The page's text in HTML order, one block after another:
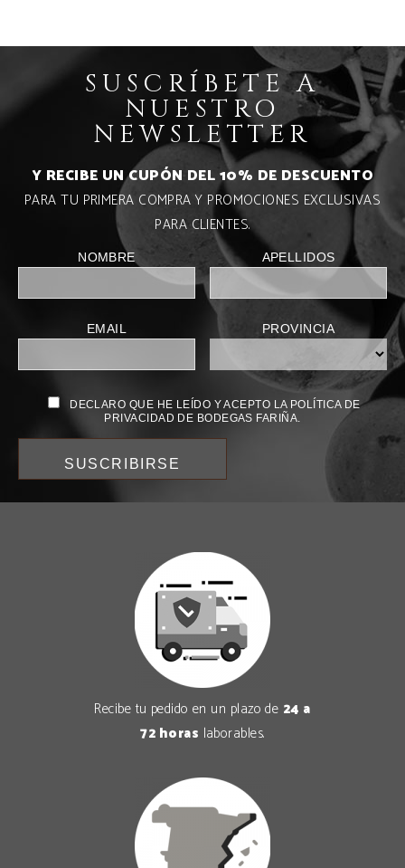
SUSCRÍBETE A
NUESTRO
NEWSLETTER
Y RECIBE UN CUPÓN DEL 10% DE DESCUENTO
PARA TU PRIMERA COMPRA Y PROMOCIONES EXCLUSIVAS
PARA CLIENTES.
NOMBRE APELLIDOS
EMAIL PROVINCIA
DECLARO QUE HE LEÍDO Y ACEPTO LA POLÍTICA DE
PRIVACIDAD DE BODEGAS FARIÑA.
Recibe tu pedido en un plazo de 24 a
72 horas laborables.